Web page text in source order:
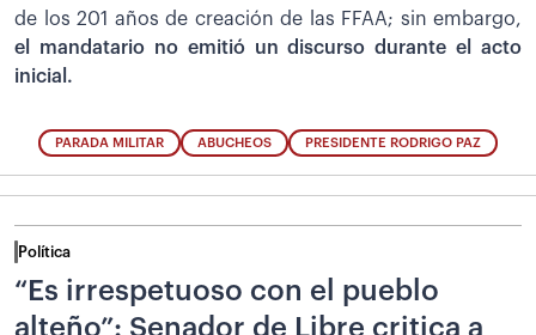
de los 201 años de creación de las FFAA; sin embargo,
el mandatario no emitió un discurso durante el acto
inicial.
PARADA MILITAR ABUCHEOS PRESIDENTE RODRIGO PAZ
Política
“Es irrespetuoso con el pueblo
alteño”: Senador de Libre critica a